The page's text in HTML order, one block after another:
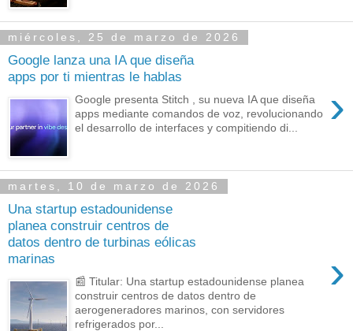
miércoles, 25 de marzo de 2026
Google lanza una IA que diseña
apps por ti mientras le hablas
›
Google presenta Stitch , su nueva IA que diseña
apps mediante comandos de voz, revolucionando
el desarrollo de interfaces y compitiendo di...
martes, 10 de marzo de 2026
Una startup estadounidense
planea construir centros de
datos dentro de turbinas eólicas
marinas
›
📰 Titular: Una startup estadounidense planea
construir centros de datos dentro de
aerogeneradores marinos, con servidores
refrigerados por...